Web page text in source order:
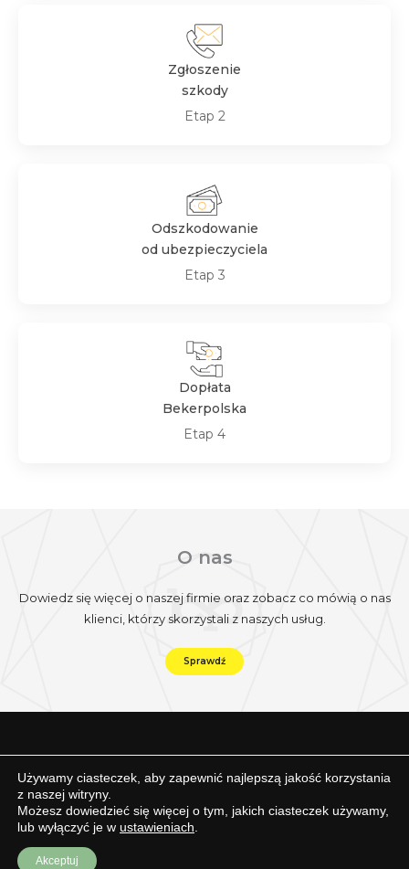
Zgłoszenie
szkody
Etap 2
Odszkodowanie
od ubezpieczyciela
Etap 3
Dopłata
Bekerpolska
Etap 4
O nas
Dowiedz się więcej o naszej firmie oraz zobacz co mówią o nas
klienci, którzy skorzystali z naszych usług.
Sprawdź
Facebook Instagram YouTube
Tiktok
Copyright © 2026 |
Używamy ciasteczek, aby zapewnić najlepszą jakość korzystania
z naszej witryny.
Możesz dowiedzieć się więcej o tym, jakich ciasteczek używamy,
lub wyłączyć je w ustawieniach
Akceptuj